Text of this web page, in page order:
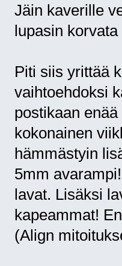
Jäin kaverille
lupasin
Piti siis yrittää
vaihtoehdoksi
postikaan
kokonainen
hämmästyin
5mm
lavat. Lisäksi
kapeammat!
(Align